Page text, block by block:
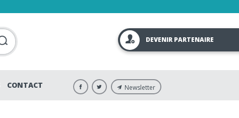
DEVENIR PARTENAIRE
CONTACT Newsletter